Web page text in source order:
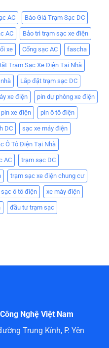
AC Báo Giá Trạm Sạc DC
AC Bảo trì trạm sạc xe điện
xe Cổng sạc AC fascha
Trạm Sạc Xe Điện Tại Nhà
Lắp đặt trạm sạc DC
xe điện pin dự phòng xe điện
pin xe điện pin ô tô điện
DC sạc xe máy điện
Ô Tô Điện Tại Nhà
AC trạm sạc DC
trạm sạc xe điện chung cư
ô tô điện xe máy điện
đầu tư trạm sạc
Nghệ Việt Nam
Trung Kính, P. Yên